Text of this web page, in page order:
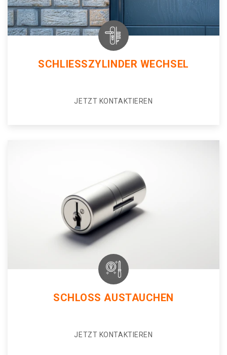
SCHLIESSZYLINDER WECHSEL
JETZT KONTAKTIEREN
SCHLOSS AUSTAUCHEN
JETZT KONTAKTIEREN